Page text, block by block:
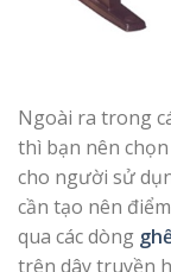
Ngoài ra trong
thì bạn nên chọn
cho người sử
cần tạo nên
qua các dòng
trên dây truyền